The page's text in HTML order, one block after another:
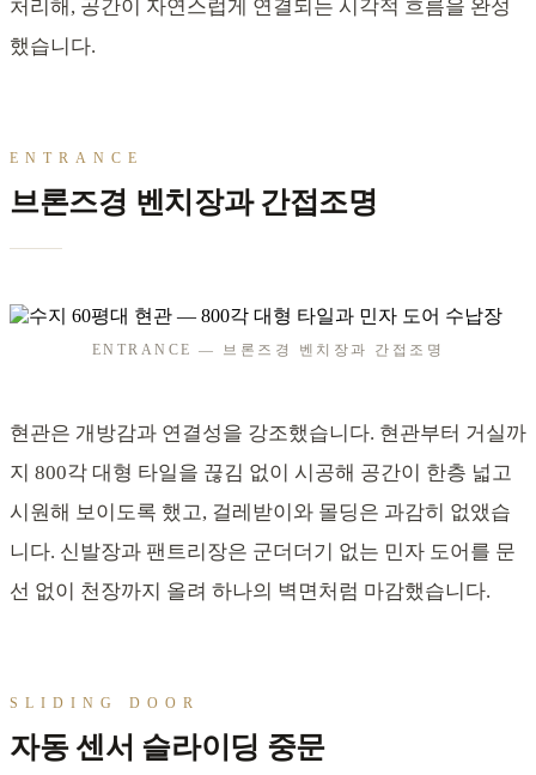
처리해, 공간이 자연스럽게 연결되는 시각적 흐름을 완성
했습니다.
ENTRANCE
브론즈경 벤치장과 간접조명
ENTRANCE — 브론즈경 벤치장과 간접조명
현관은 개방감과 연결성을 강조했습니다. 현관부터 거실까
지 800각 대형 타일을 끊김 없이 시공해 공간이 한층 넓고
시원해 보이도록 했고, 걸레받이와 몰딩은 과감히 없앴습
니다. 신발장과 팬트리장은 군더더기 없는 민자 도어를 문
선 없이 천장까지 올려 하나의 벽면처럼 마감했습니다.
SLIDING DOOR
자동 센서 슬라이딩 중문